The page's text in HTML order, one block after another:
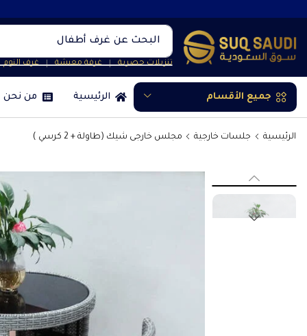
البحث عن غرف أطفال
تنزيلات حصرية ❘ غرفة معيشة ❘ غرف النوم
جميع الأقسام الرئيسية من نحن
الرئيسية جلسات خارجية مجلس خارجى شيك (طاولة + 2 كرسي )